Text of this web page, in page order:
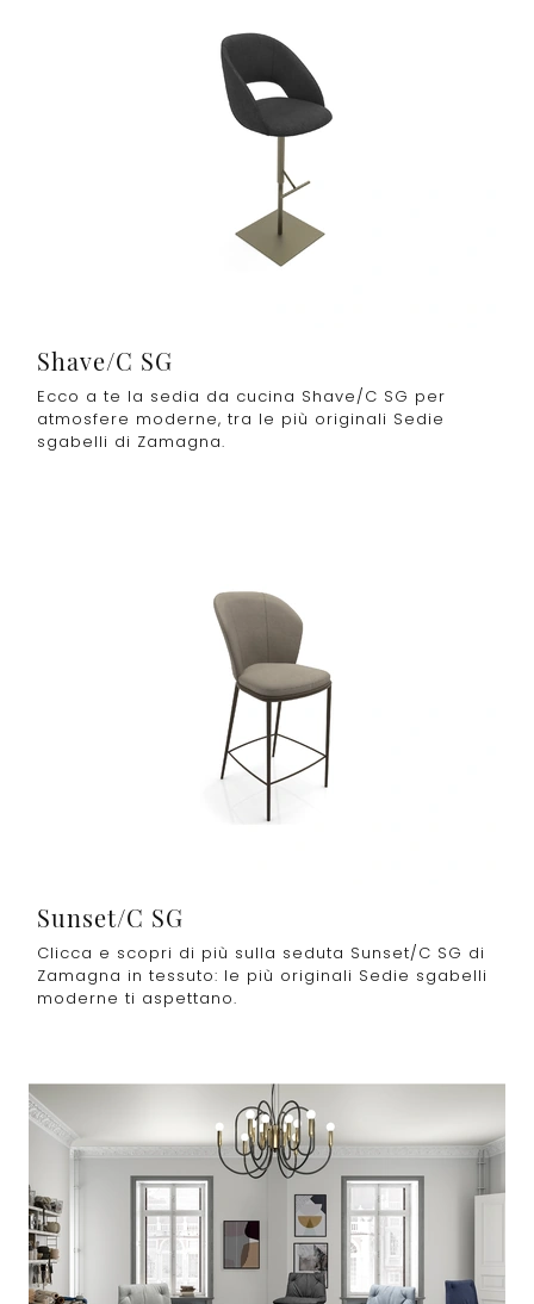
Shave/C SG
Ecco a te la sedia da cucina Shave/C SG per
atmosfere moderne, tra le più originali Sedie
sgabelli di Zamagna.
Sunset/C SG
Clicca e scopri di più sulla seduta Sunset/C SG di
Zamagna in tessuto: le più originali Sedie sgabelli
moderne ti aspettano.